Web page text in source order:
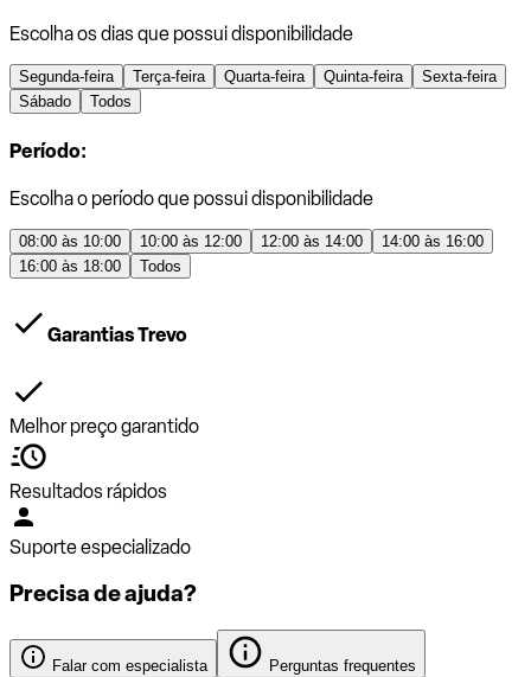
Escolha os dias que possui disponibilidade
Segunda-feira Terça-feira Quarta-feira Quinta-feira
Sexta-feira
Sábado
Todos
Período:
Escolha o período que possui disponibilidade
08:00 às 10:00 10:00 às 12:00 12:00 às 14:00
14:00 às 16:00
16:00 às 18:00
Todos
Garantias Trevo
Melhor preço garantido
Resultados rápidos
Suporte especializado
Precisa de ajuda?
Falar com especialista Perguntas frequentes